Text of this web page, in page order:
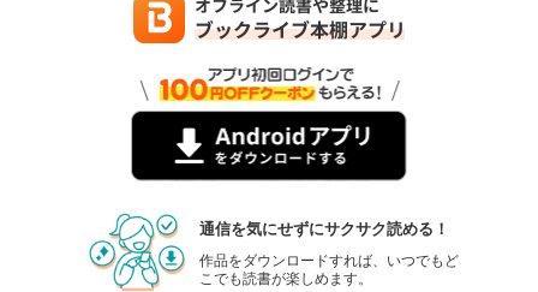
通信を気にせずにサクサク読める！
作品をダウンロードすれば、いつでもど
こでも読書が楽しめます。